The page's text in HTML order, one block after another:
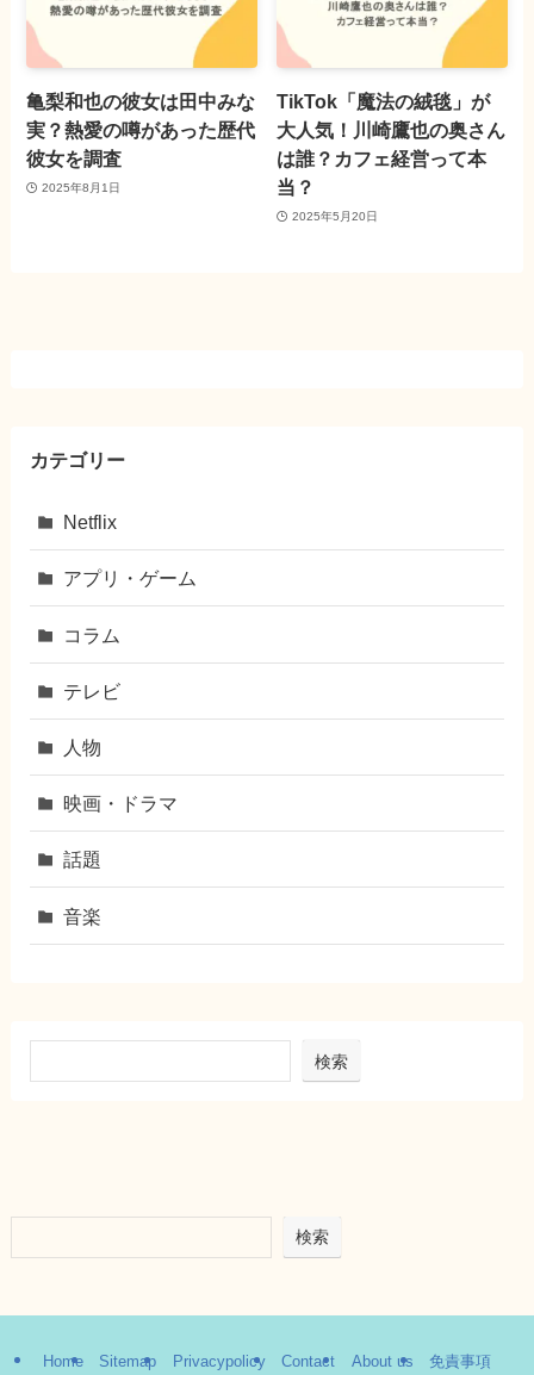
亀梨和也の彼女は田中みな
実？熱愛の噂があった歴代
彼女を調査
2025年8月1日
TikTok「魔法の絨毯」が
大人気！川崎鷹也の奥さん
は誰？カフェ経営って本
当？
2025年5月20日
カテゴリー
Netflix
アプリ・ゲーム
コラム
テレビ
人物
映画・ドラマ
話題
音楽
検索
検索
Home Sitemap Privacypolicy Contact About us 免責事項